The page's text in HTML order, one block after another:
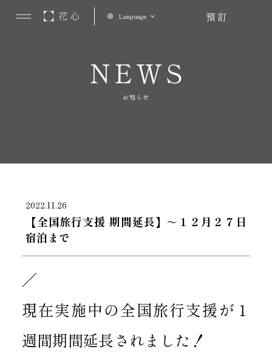
Language 預訂
NEWS
お知らせ
2022.11.26
【全国旅行支援 期間延長】～１２月２７日
宿泊まで
／
現在実施中の全国旅行支援が１
週間期間延長されました！